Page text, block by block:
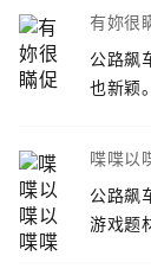
有妳很
公路飙
也新颖。
喋喋以
公路飙
游戏题